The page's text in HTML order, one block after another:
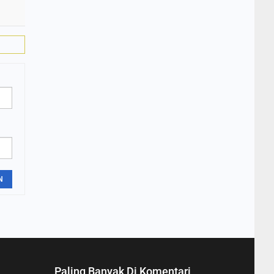
Paling Banyak Di Komentari